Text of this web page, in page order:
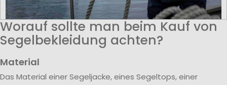
Worauf sollte man beim Kauf von
Segelbekleidung achten?
Material
Das Material einer Segeljacke, eines Segeltops, einer